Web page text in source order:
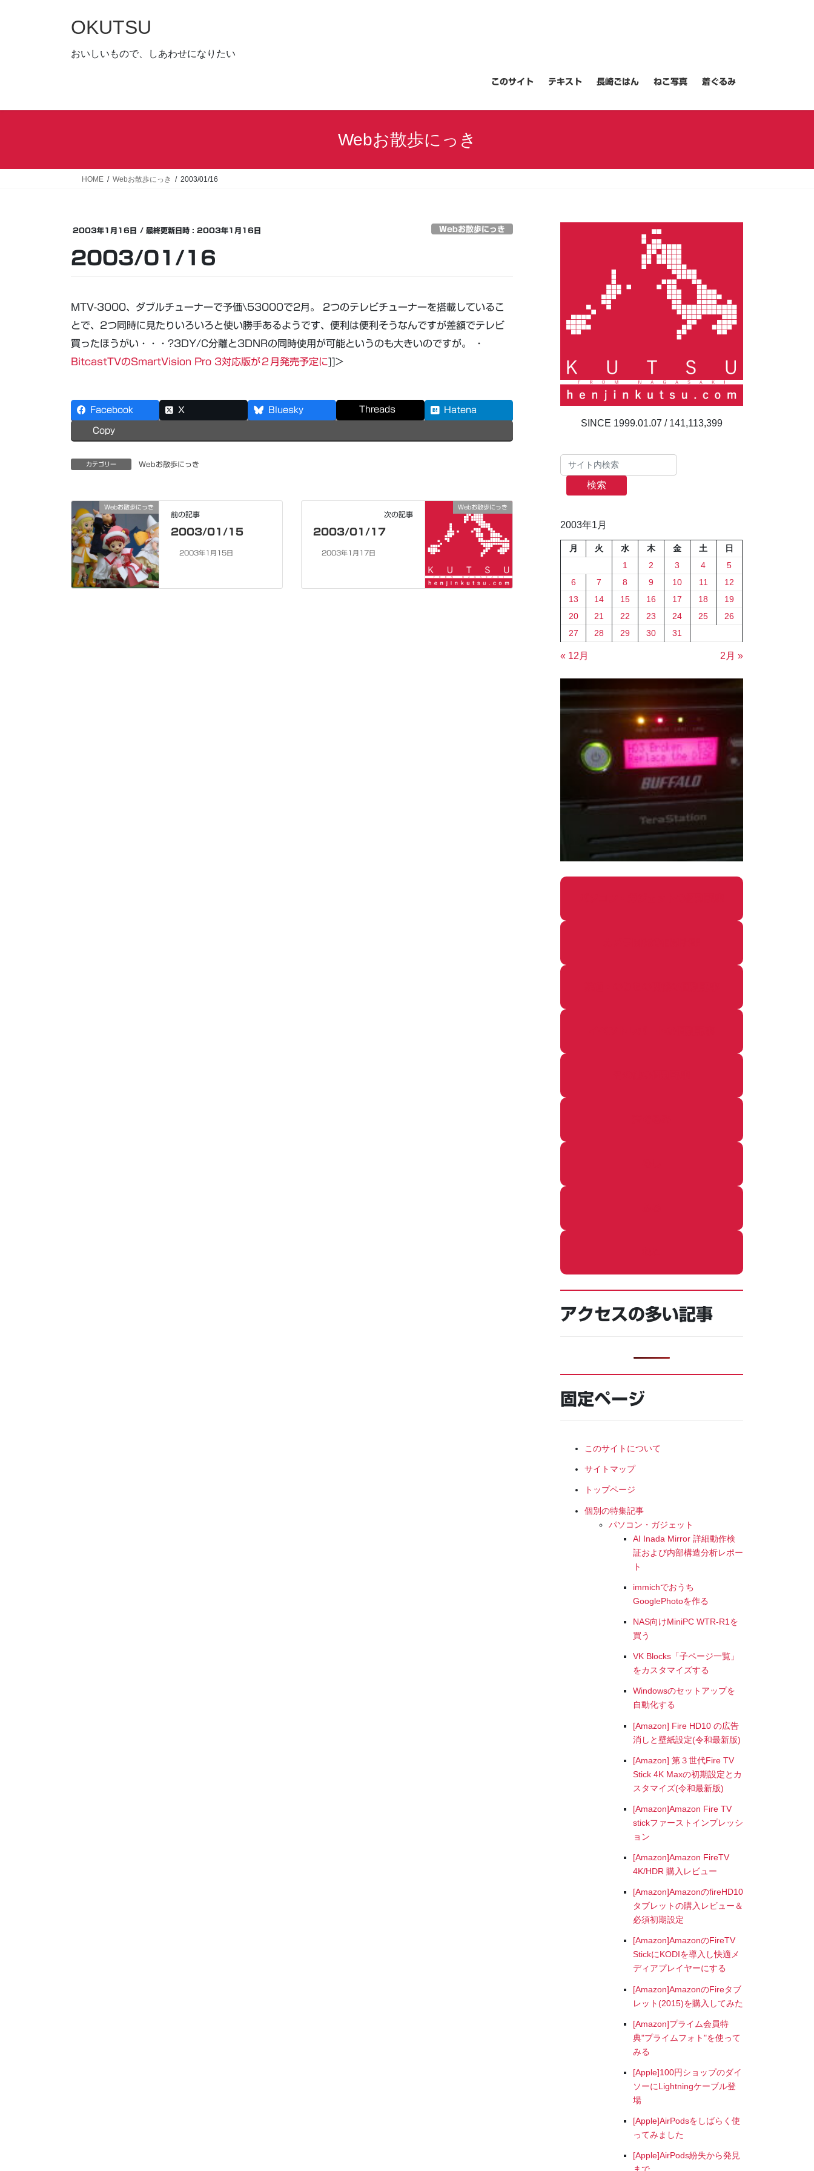
キ
に
OKUTSU
おいしいもので、しあわせになりたい
このサイト テキスト 長崎ごはん ねこ写真 着ぐるみ
Webお散歩にっき
HOME Webお散歩にっき 2003/01/16
2003年1月16日 / 最終更新日時 : 2003年1月16日 Webお散歩にっき
2003/01/16
MTV-3000、ダブルチューナーで予価\53000で2月。 2つのテレビチューナーを搭載しているこ
とで、2つ同時に見たりいろいろと使い勝手あるようです、便利は便利そうなんですが差額でテレビ
買ったほうがい・・・?3DY/C分離と3DNRの同時使用が可能というのも大きいのですが。 ・
BitcastTVのSmartVision Pro 3対応版が２月発売予定に]]>
Facebook X Bluesky Threads Hatena
Copy
カテゴリー Webお散歩にっき
Webお散歩にっき
前の記事
2003/01/15
2003年1月15日
Webお散歩にっき
次の記事
2003/01/17
2003年1月17日
141,113,399
検索
2003年1月
月 火 水 木 金 土
日
1
2 3 4
5
6
7 8 9 10 11
12
13
14 15 16 17 18
19
20
21 22 23 24 25
26
27
28 29 30 31
« 12月 2月 »
アクセスの多い記事
固定ページ
このサイトについて
サイトマップ
トップページ
個別の特集記事
パソコン・ガジェット
AI Inada Mirror 詳細動作検
証および内部構造分析レポー
ト
immichでおうち
GooglePhotoを作る
NAS向けMiniPC WTR-R1を
買う
VK Blocks「子ページ一覧」
をカスタマイズする
Windowsのセットアップを
自動化する
[Amazon] Fire HD10 の広告
消しと壁紙設定(令和最新版)
[Amazon] 第３世代Fire TV
Stick 4K Maxの初期設定とカ
スタマイズ(令和最新版)
[Amazon]Amazon Fire TV
stickファーストインプレッシ
ョン
[Amazon]Amazon FireTV
4K/HDR 購入レビュー
[Amazon]AmazonのfireHD10
タブレットの購入レビュー＆
必須初期設定
[Amazon]AmazonのFireTV
StickにKODIを導入し快適メ
ディアプレイヤーにする
[Amazon]AmazonのFireタブ
レット(2015)を購入してみた
[Amazon]プライム会員特
典"プライムフォト"を使って
みる
[Apple]100円ショップのダイ
ソーにLightningケーブル登
場
[Apple]AirPodsをしばらく使
ってみました
[Apple]AirPods紛失から発見